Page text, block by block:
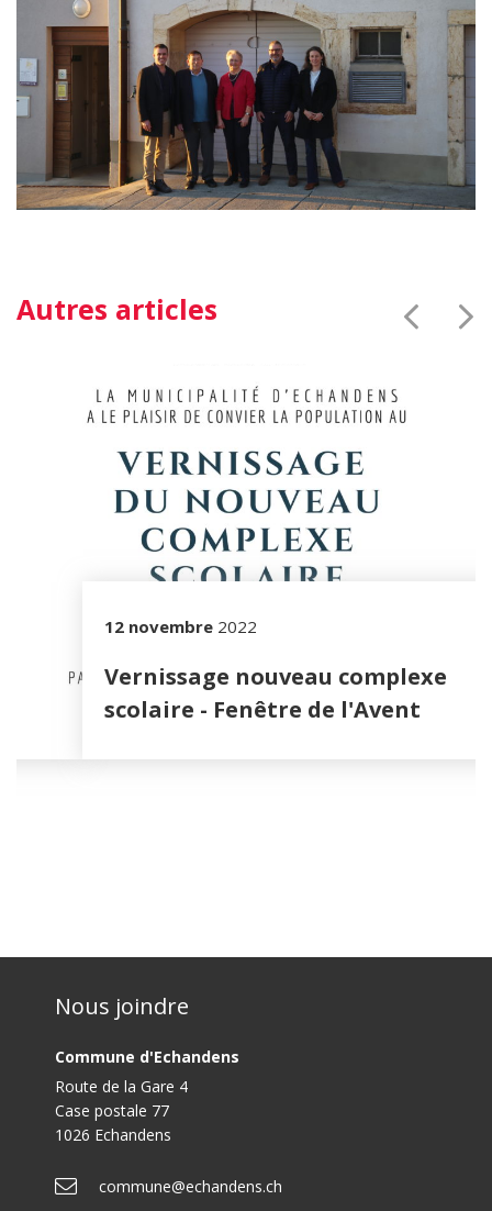
Autres articles
12 novembre 2022
Vernissage nouveau complexe
scolaire - Fenêtre de l'Avent
Nous joindre
Commune d'Echandens
Route de la Gare 4
Case postale 77
1026 Echandens
commune@echandens.ch